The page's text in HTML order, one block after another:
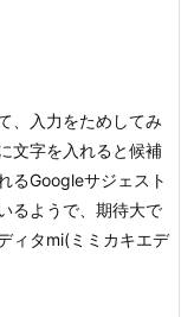
、入力をためしてみ
文字を入れると候補
るGoogleサジェスト
るようで、期待大で
ィタmi(ミミカキエデ